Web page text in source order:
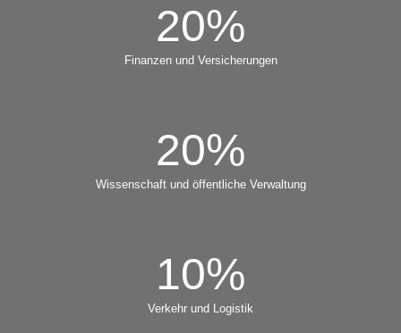
20%
Finanzen und Versicherungen
20%
Wissenschaft und öffentliche Verwaltung
10%
Verkehr und Logistik